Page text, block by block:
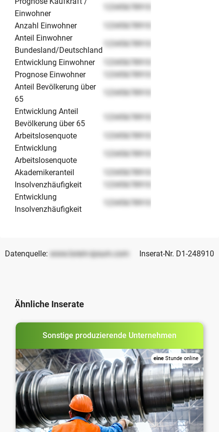
Einwohner
12345678910
Anzahl Einwohner
12345678910
Anteil Einwohner
Bundesland/Deutschland
12345678910
Entwicklung Einwohner
12345678910
Prognose Einwohner
12345678910
Anteil Bevölkerung über
65
12345678910
Entwicklung Anteil
Bevölkerung über 65
12345678910
Arbeitslosenquote
12345678910
Entwicklung
Arbeitslosenquote
12345678910
Akademikeranteil
12345678910
Insolvenzhäufigkeit
12345678910
Entwicklung
Insolvenzhäufigkeit
12345678910
Datenquelle: www.lorem-ipsum.com Inserat-Nr. D1-248910
Ähnliche Inserate
Sonstige produzierende Unternehmen
eine Stunde online